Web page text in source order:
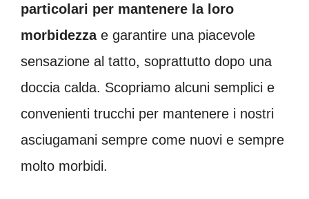
particolari per mantenere la loro
morbidezzae garantire una piacevole
sensazione al tatto, soprattutto dopo una
doccia calda. Scopriamo alcuni semplici e
convenienti trucchi per mantenere i nostri
asciugamani sempre come nuovi e sempre
molto morbidi.